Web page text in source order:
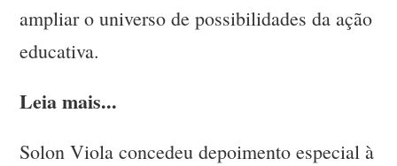
ampliar o universo de possibilidades da ação
educativa.
Leia mais...
Solon Viola concedeu depoimento especial à